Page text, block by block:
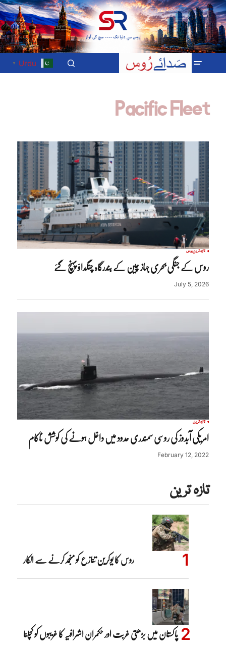
Urdu
▼
Pacific Fleet
تازہ ترینروس
روس کے جنگی بحری جہاز چین کے بندرگاہ چنگداؤ پہنچ گئے
July 5, 2026
تازہ ترین
امریکی آبدوز کی روسی سمندری حدود میں داخل ہونے کی کوشش ناکام
February 12, 2022
تازہ ترین
روس کا یوکرین تنازع کو منجمد کرنے سے انکار
پاکستان میں بڑھتی غربت اور حکمران اشرافیہ کا غریبوں کو کچلنا